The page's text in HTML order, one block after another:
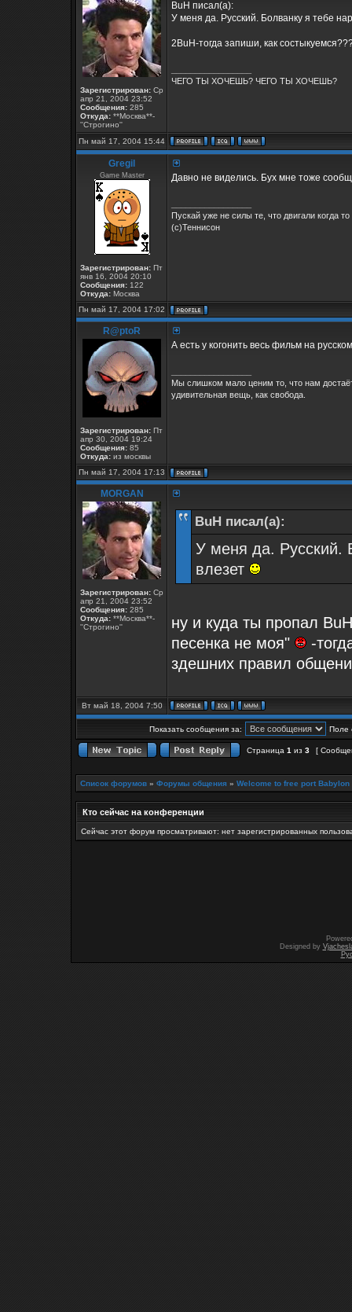
Зарегистрирован: Ср
апр 21, 2004 23:52
Сообщения: 285
Откуда: **Москва**-
''Строгино''
BuH писал(а):
У меня да. Русский. Болванку я тебе
2BuH-тогда запиши, как
ЧЕГО ТЫ ХОЧЕШЬ? ЧЕГО ТЫ ХОЧЕШЬ?
Пн май 17, 2004 15:44
Gregil
Game Master
Зарегистрирован: Пт
янв 16, 2004 20:10
Сообщения: 122
Откуда: Москва
Давно не виделись. Бух мне тоже
Пускай уже не силы те, что двигали когда
(с)Теннисон
Пн май 17, 2004 17:02
R@ptoR
Зарегистрирован: Пт
апр 30, 2004 19:24
Сообщения: 85
Откуда: из москвы
А есть у когонить весь фильм на
Мы слишком мало ценим то, что нам
удивительная вещь, как свобода.
Пн май 17, 2004 17:13
MORGAN
Зарегистрирован: Ср
апр 21, 2004 23:52
Сообщения: 285
Откуда: **Москва**-
''Строгино''
BuH писал(а):
У меня да. Русский.
влезет
ну и куда ты пропал
песенка не моя"
-
здешних правил
Вт май 18, 2004 7:50
Показать сообщения за: Поле
Страница 1 из 3 [
Список форумов » Форумы общения » Welcome to free port Babylon
Кто сейчас на конференции
Сейчас этот форум просматривают: нет зарегистрированных
Designed by